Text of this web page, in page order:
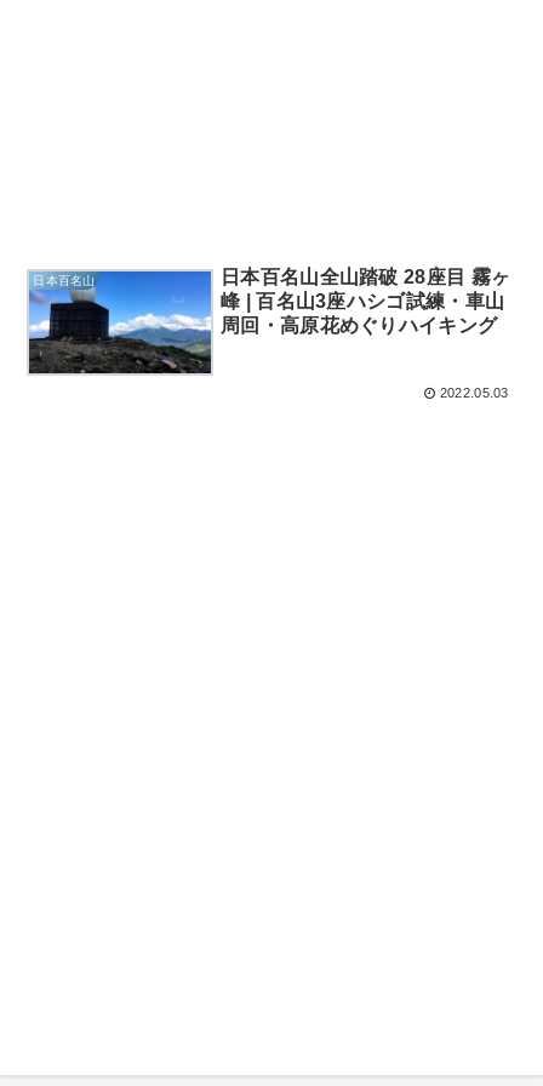
日本百名山
日本百名山全山踏破 28座目 霧ヶ
峰 | 百名山3座ハシゴ試練・車山
周回・高原花めぐりハイキング
2022.05.03